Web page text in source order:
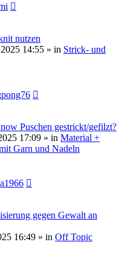
nutzen
14:55 » in Strick- und
Puschen gestrickt/gefilzt?
17:09 » in Material +
Garn und Nadeln
gegen Gewalt an
16:49 » in Off Topic